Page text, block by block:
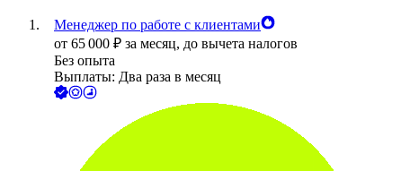
Менеджер по работе с клиентами
от 65 000 ₽ за месяц, до вычета налогов
Без опыта
Выплаты: Два раза в месяц